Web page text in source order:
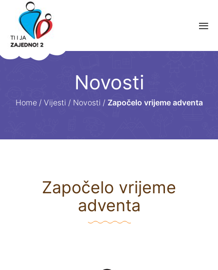
Novosti
Home / Vijesti / Novosti / Započelo vrijeme adventa
Započelo vrijeme
adventa